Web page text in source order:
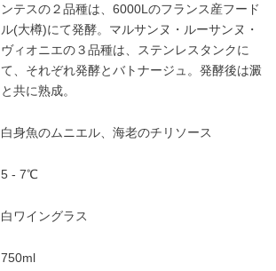
ンテスの２品種は、6000Lのフランス産フード
ル(大樽)にて発酵。マルサンヌ・ルーサンヌ・
ヴィオニエの３品種は、ステンレスタンクに
て、それぞれ発酵とバトナージュ。発酵後は澱
と共に熟成。
白身魚のムニエル、海老のチリソース
5 - 7℃
白ワイングラス
750ml